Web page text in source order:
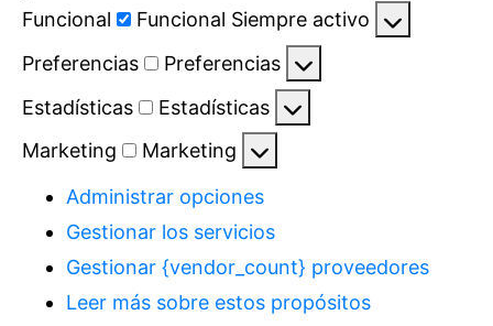
Funcional
Funcional Siempre activo
Preferencias
Preferencias
Estadísticas
Estadísticas
Marketing
Marketing
Administrar opciones
Gestionar los servicios
Gestionar {vendor_count} proveedores
Leer más sobre estos propósitos